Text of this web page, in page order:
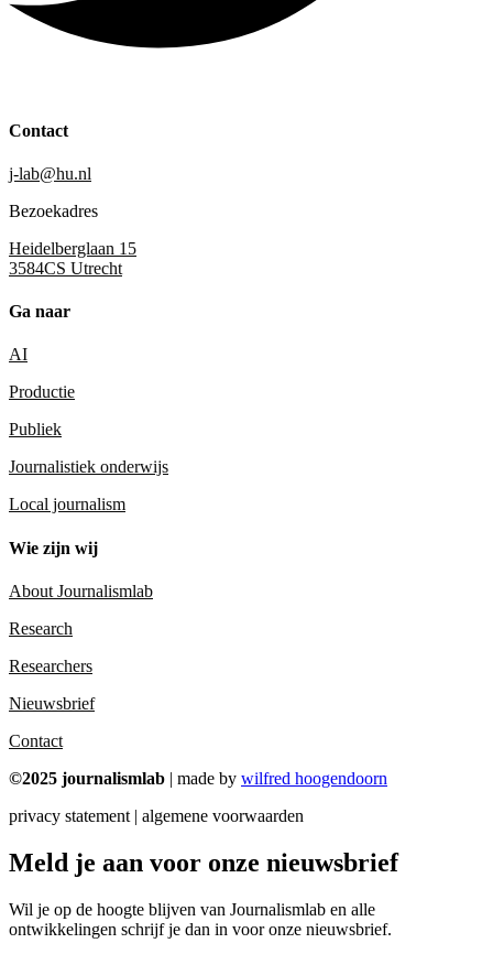
Contact
j-lab@hu.nl
Bezoekadres
Heidelberglaan 15
3584CS Utrecht
Ga naar
AI
Productie
Publiek
Journalistiek onderwijs
Local journalism
Wie zijn wij
About Journalismlab
Research
Researchers
Nieuwsbrief
Contact
©2025 journalismlab | made by wilfred hoogendoorn
privacy statement | algemene voorwaarden
Meld je aan voor onze nieuwsbrief
Wil je op de hoogte blijven van Journalismlab en alle
ontwikkelingen schrijf je dan in voor onze nieuwsbrief.